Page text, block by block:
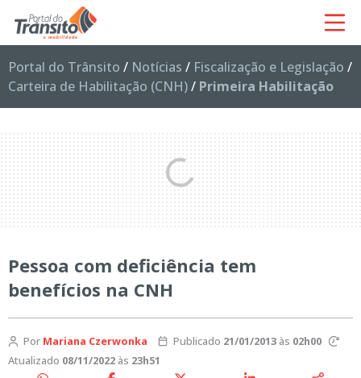
Portal do Trânsito / Notícias / Fiscalização e Legislação /
Carteira de Habilitação (CNH)/ Primeira Habilitação
Pessoa com deficiência tem
benefícios na CNH
Por Mariana Czerwonka Publicado 21/01/2013às 02h00
Atualizado 08/11/2022 às 23h51